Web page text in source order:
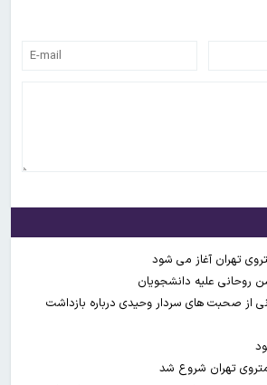
تهران آغاز می شود
روحانی علیه دانشجویان
از صحبت های سردار وحیدی درباره بازداشت
تهران شروع شد